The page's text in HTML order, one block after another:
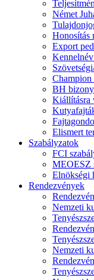
Német
Honosítás
Export
Champion
BH
Kiállításra
Elismert
Szabályzatok
FCI
MEOESZ
Elnökségi
Rendezvények
Nemzeti
Nemzeti